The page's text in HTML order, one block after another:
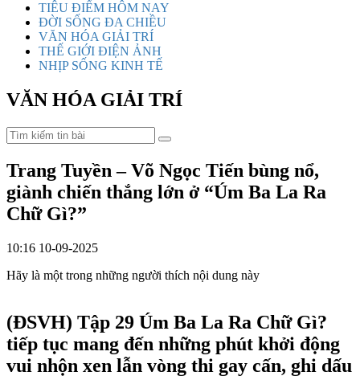
TIÊU ĐIỂM HÔM NAY
ĐỜI SỐNG ĐA CHIỀU
VĂN HÓA GIẢI TRÍ
THẾ GIỚI ĐIỆN ẢNH
NHỊP SỐNG KINH TẾ
VĂN HÓA GIẢI TRÍ
Trang Tuyền – Võ Ngọc Tiến bùng nổ,
giành chiến thắng lớn ở “Úm Ba La Ra
Chữ Gì?”
10:16 10-09-2025
Hãy là một trong những người thích nội dung này
(ĐSVH) Tập 29 Úm Ba La Ra Chữ Gì?
tiếp tục mang đến những phút khởi động
vui nhộn xen lẫn vòng thi gay cấn, ghi dấu